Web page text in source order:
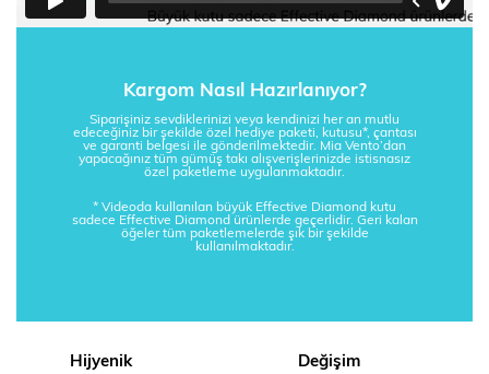
Kargom Nasıl Hazırlanıyor?
Siparişiniz sevdiklerinizi veya kendinizi her an mutlu
edeceğiniz bir şekilde özel hediye paketi, kutusu*, çantası
ve garanti belgesi ile gönderilmektedir. Mia Vento’dan
yapacağınız tüm gümüş takı alışverişlerinizde istisnasız
özel paketleme uygulanmaktadır.
* Videoda kullanılan büyük Effective Diamond kutu
sadece Effective Diamond ürünlerde geçerlidir. Geri kalan
öğeler tüm paketlemelerde şık bir şekilde
kullanılmaktadır.
Hijyenik
Değişim